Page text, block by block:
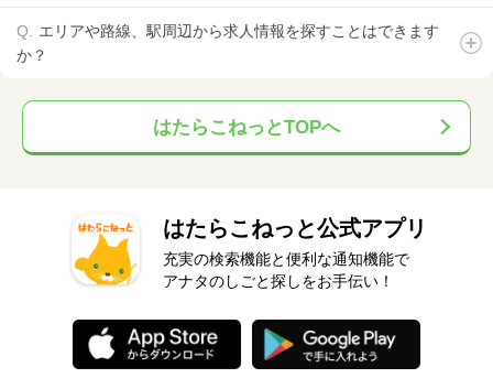
エリアや路線、駅周辺から求人情報を探すことはできます
か？
はたらこねっとTOPへ
はたらこねっと公式アプリ
充実の検索機能と便利な通知機能で
アナタのしごと探しをお手伝い！